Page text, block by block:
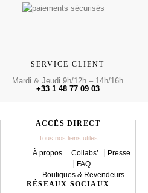
SERVICE CLIENT
Mardi & Jeudi 9h/12h – 14h/16h
+33 1 48 77 09 03
ACCÈS DIRECT
Tous nos liens utiles
À propos Collabs’
Presse
FAQ
Boutiques & Revendeurs
RÉSEAUX SOCIAUX